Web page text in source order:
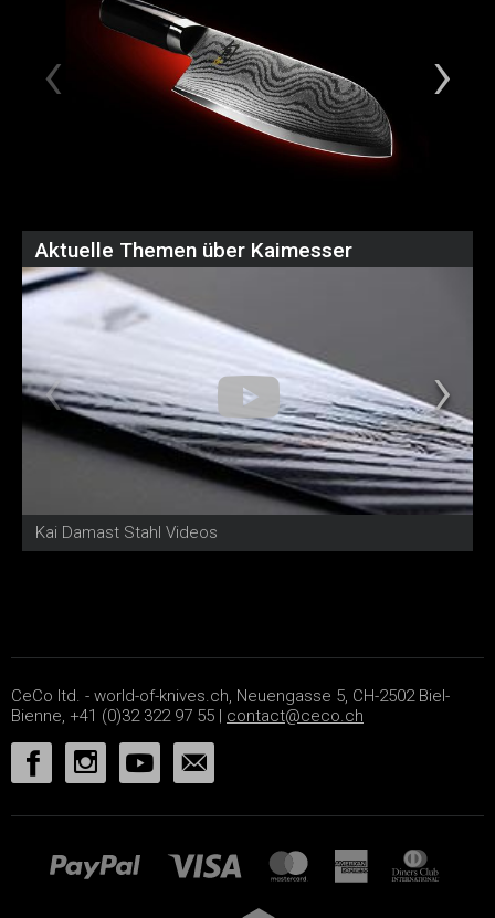
Aktuelle Themen über Kaimesser
Kai Damast Stahl Videos
CeCo ltd. - world-of-knives.ch, Neuengasse 5, CH-2502 Biel-
Bienne, +41 (0)32 322 97 55 | contact@ceco.ch